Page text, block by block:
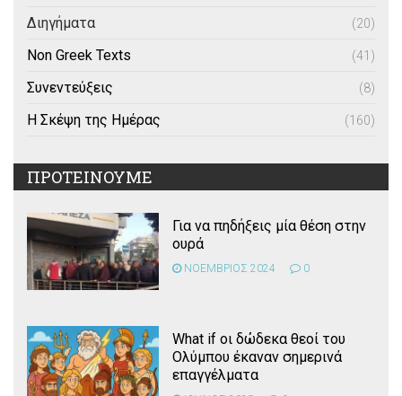
Διηγήματα (20)
Non Greek Texts (41)
Συνεντεύξεις (8)
Η Σκέψη της Ημέρας (160)
ΠΡΟΤΕΙΝΟΥΜΕ
Για να πηδήξεις μία θέση στην
ουρά
ΝΟΕΜΒΡΙΟΣ 2024 0
What if οι δώδεκα θεοί του
Ολύμπου έκαναν σημερινά
επαγγέλματα